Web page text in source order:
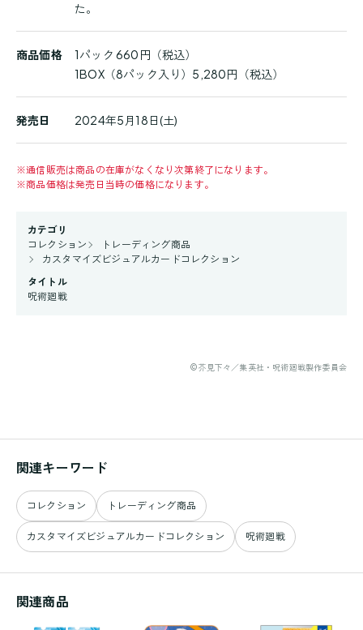
た。
商品価格
1パック 660円（税込）
1BOX（8パック入り）5,280円（税込）
発売日 2024年5月18日(土)
※通信販売は商品の在庫がなくなり次第終了になります。
※商品価格は発売日当時の価格になります。
カテゴリ
コレクション
トレーディング商品
カスタマイズビジュアルカードコレクション
タイトル
呪術廻戦
©芥見下々／集英社・呪術廻戦製作委員会
関連キーワード
コレクション トレーディング商品
カスタマイズビジュアルカードコレクション 呪術廻戦
関連商品